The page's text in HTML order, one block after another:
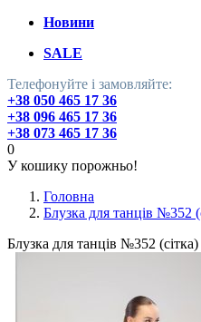
Новини
SALE
Телефонуйте і замовляйте:
+38 050 465 17 36
+38 096 465 17 36
+38 073 465 17 36
0
У кошику порожньо!
Головна
Блузка для танців №352
Блузка для танців №352 (сітка)